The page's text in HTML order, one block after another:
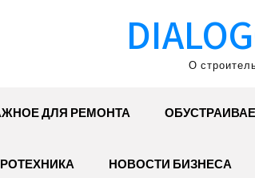
О
ДЛЯ РЕМОНТА
НОВОСТИ БИЗНЕСА